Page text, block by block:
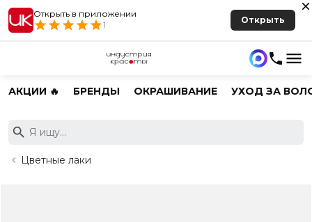
Открыть в приложении
1
Открыть
АКЦИИ 🔥 БРЕНДЫ ОКРАШИВАНИЕ УХОД ЗА
Цветные лаки